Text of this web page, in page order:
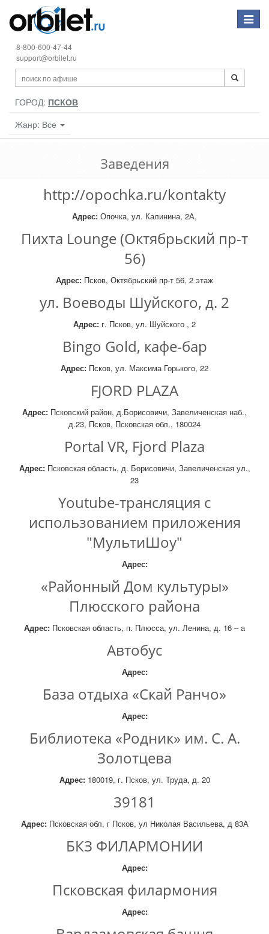
Toggle
8-800-600-47-44
support@orbilet.ru
ГОРОД: ПСКОВ
Жанр: Все
Заведения
http://opochka.ru/kontakty
Адрес: Опочка, ул. Калинина, 2А,
Пихта Lounge (Октябрьский пр-т
56)
Адрес: Псков, Октябрьский пр-т 56, 2 этаж
ул. Воеводы Шуйского, д. 2
Адрес: г. Псков, ул. Шуйского , 2
Bingo Gold, кафе-бар
Адрес: Псков, ул. Максима Горького, 22
FJORD PLAZA
Адрес: Псковский район, д.Борисовичи, Завеличенская наб.,
д.23, Псков, Псковская обл., 180024
Portal VR, Fjord Plaza
Адрес:Псковская область, д. Борисовичи, Завеличенская ул.,
23
Youtube-трансляция с
использованием приложения
"МультиШоу"
Адрес:
«Районный Дом культуры»
Плюсского района
Адрес: Псковская область, п. Плюсса, ул. Ленина, д. 16 – а
Автобус
Адрес:
База отдыха «Скай Ранчо»
Адрес:
Библиотека «Родник» им. С. А.
Золотцева
Адрес:180019, г. Псков, ул. Труда, д. 20
39181
Адрес:Псковская обл, г Псков, ул Николая Васильева, д 83А
БКЗ ФИЛАРМОНИИ
Адрес:
Псковская филармония
Адрес: